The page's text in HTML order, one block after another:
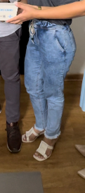
destaca